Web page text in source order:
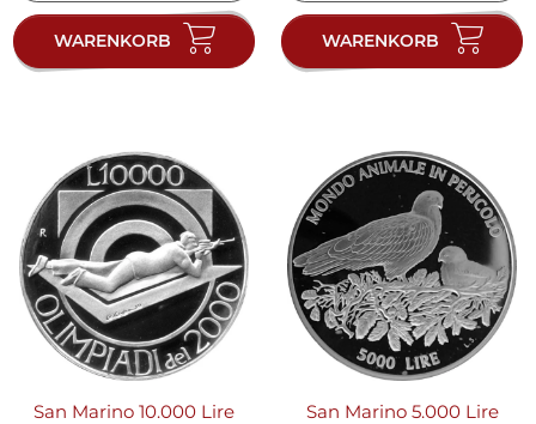
WARENKORB WARENKORB
San Marino 10.000 Lire
San Marino 5.000 Lire